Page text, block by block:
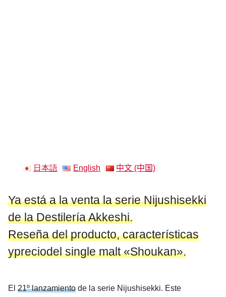
日本語 English 中文 (中国)
Ya está a la venta la serie Nijushisekki
de la Destilería Akkeshi.
Reseña del producto, características
ypreciodel single malt «Shoukan».
El 21ºlanzamiento de la serie Nijushisekki. Este